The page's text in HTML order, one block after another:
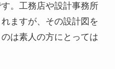
。工務店や設計事務所
ますが、その設計図を
は素人の方にとっては